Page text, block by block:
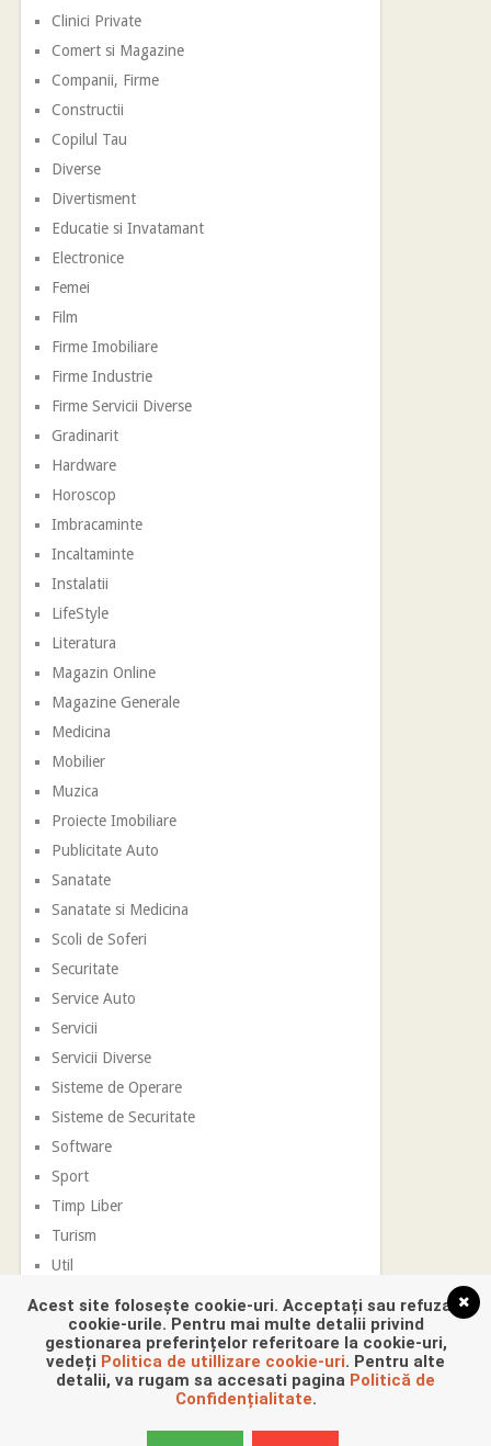
Clinici Private
Comert si Magazine
Companii, Firme
Constructii
Copilul Tau
Diverse
Divertisment
Educatie si Invatamant
Electronice
Femei
Film
Firme Imobiliare
Firme Industrie
Firme Servicii Diverse
Gradinarit
Hardware
Horoscop
Imbracaminte
Incaltaminte
Instalatii
LifeStyle
Literatura
Magazin Online
Magazine Generale
Medicina
Mobilier
Muzica
Proiecte Imobiliare
Publicitate Auto
Sanatate
Sanatate si Medicina
Scoli de Soferi
Securitate
Service Auto
Servicii
Servicii Diverse
Sisteme de Operare
Sisteme de Securitate
Software
Sport
Timp Liber
Turism
Util
Acest site folosește cookie-uri. Acceptați sau refuzați
cookie-urile. Pentru mai multe detalii privind
gestionarea preferințelor referitoare la cookie-uri,
vedeți Politica de utillizare cookie-uri. Pentru alte
detalii, va rugam sa accesati pagina Politică de
Confidențialitate.